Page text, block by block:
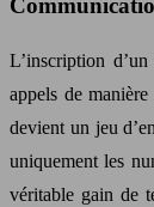
L’inscription
appels de
devient un jeu
uniquement les
véritable gain de